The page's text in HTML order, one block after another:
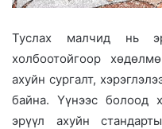
Туслах малчид нь
холбоотойгоор
ахуйн сургалт,
байна. Үүнээс болоод
эрүүл ахуйн